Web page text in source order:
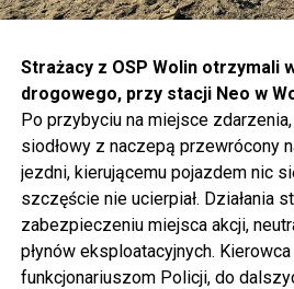
Strażacy z OSP Wolin otrzymali
drogowego, przy stacji Neo w
Po przybyciu na miejsce
siodłowy z naczepą przewrócony
jezdni, kierującemu pojazdem nic
szczęście nie ucierpiał. Działania
zabezpieczeniu miejsca akcji,
płynów eksploatacyjnych.
funkcjonariuszom Policji, do